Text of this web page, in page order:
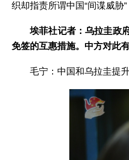
织却指责所谓中国“间谍威胁”
埃菲社记者：乌拉圭政
免签的互惠措施。中方对此
毛宁：中国和乌拉圭提